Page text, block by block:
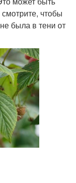
чтобы
была в тени от